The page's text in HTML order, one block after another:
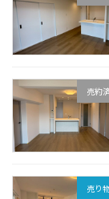
売約
売り